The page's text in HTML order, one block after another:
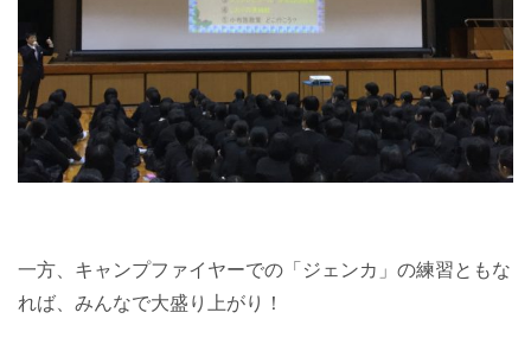
一方、キャンプファイヤーでの「ジェンカ」の練習ともな
れば、みんなで大盛り上がり！